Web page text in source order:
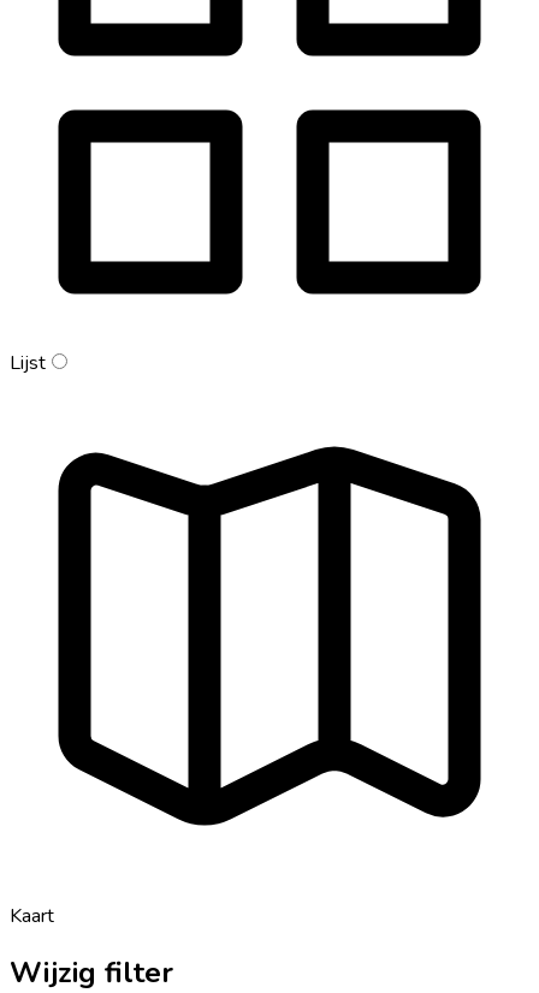
Lijst
Kaart
Wijzig filter